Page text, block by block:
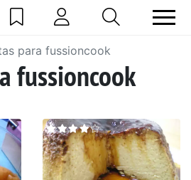
para fussioncook
fussioncook